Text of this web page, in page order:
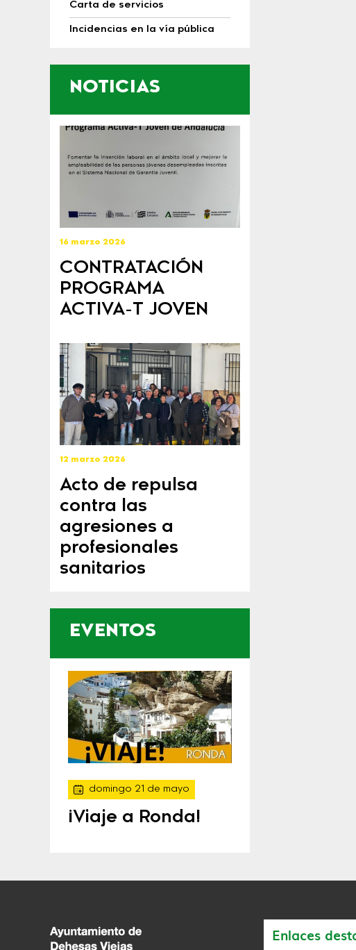
Carta de servicios
Incidencias en la vía pública
NOTICIAS
16 marzo 2026
CONTRATACIÓN
PROGRAMA
ACTIVA-T JOVEN
12 marzo 2026
Acto de repulsa
contra las
agresiones a
profesionales
sanitarios
EVENTOS
domingo 21 de mayo
¡Viaje a Ronda!
Enlaces